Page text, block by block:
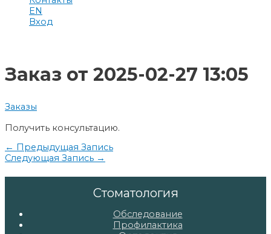
EN
Вход
Заказ от 2025-02-27 13:05
Заказы
Получить консультацию.
Навигация
по
← Предыдущая Запись
Следующая Запись →
Стоматология
Обследование
Профилактика